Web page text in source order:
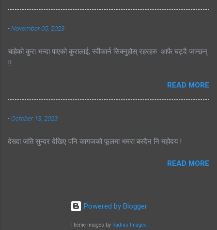
-November 05, 2023
चाहेको कुरा भन्दा पाएको कुरालाई, स्वीकार्न सिक्नुहोस् रहरहरु आफै घट्दै जान्छन्
!!
READ MORE
-October 13, 2023
देख्दा जति सुन्दर देखिए पनि कागजको फूलमा भमरा बस्दैन नि महोदय !
READ MORE
Powered by Blogger
Theme images by Radius Images